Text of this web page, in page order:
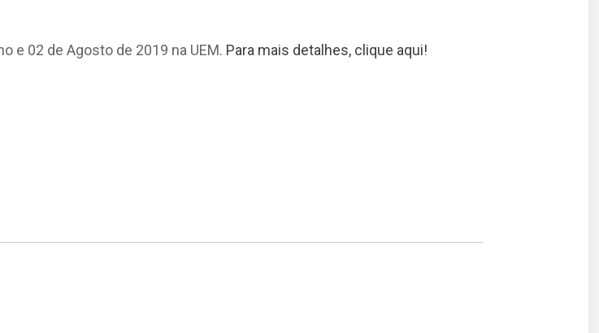
e 02 de Agosto de 2019 na UEM. Para mais detalhes, clique aqui!